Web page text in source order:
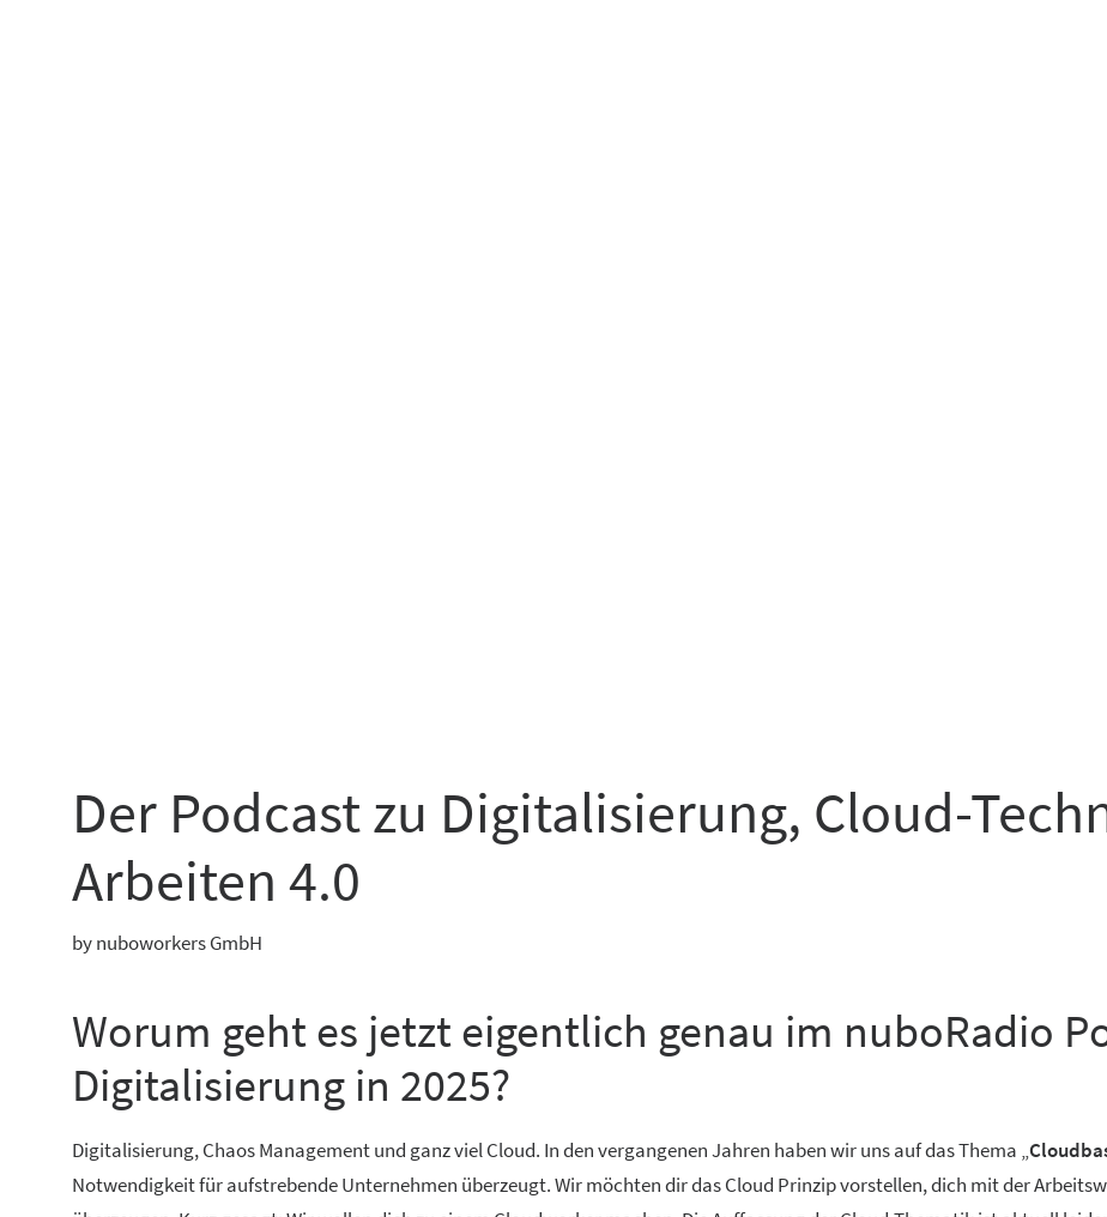
Der Podcast zu Digitalisierung, Cloud-
Arbeiten 4.0
by nuboworkers GmbH
Worum geht es jetzt eigentlich genau im nuboRadio
Digitalisierung in 2025?
Digitalisierung, Chaos Management und ganz viel Cloud. In den vergangenen Jahren haben wir uns auf das Thema „
Notwendigkeit für aufstrebende Unternehmen überzeugt. Wir möchten dir das Cloud Prinzip vorstellen, dich mit der